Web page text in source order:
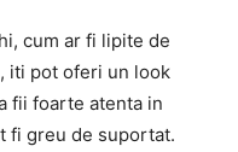
cum ar fi lipite de
iti pot oferi un look
fii foarte atenta in
fi greu de suportat.